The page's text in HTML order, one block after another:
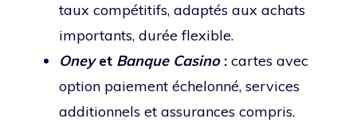
taux compétitifs, adaptés aux achats
importants, durée flexible.
Oneyet Banque Casino: cartes avec
option paiement échelonné, services
additionnels et assurances compris.